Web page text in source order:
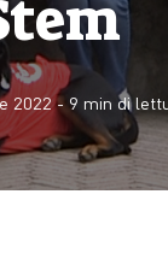
2022- 9 min di